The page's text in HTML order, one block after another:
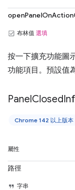
布林值 選填
按一下擴充功能圖
功能項目。預設值
PanelClosed
Chrome 142 以上版本
屬性
路徑
字串